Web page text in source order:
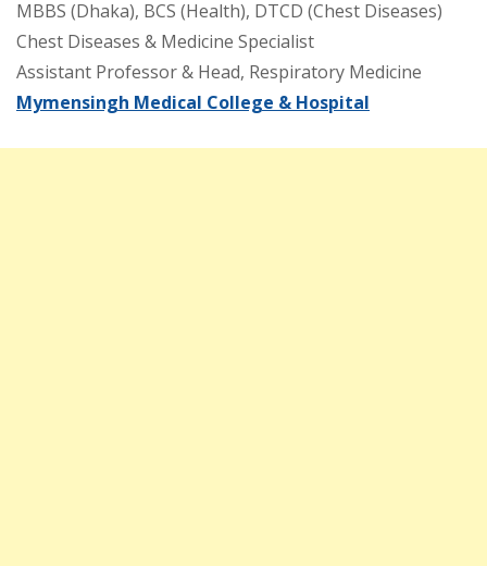
MBBS (Dhaka), BCS (Health), DTCD (Chest Diseases)
Chest Diseases & Medicine Specialist
Assistant Professor & Head, Respiratory Medicine
Mymensingh Medical College & Hospital